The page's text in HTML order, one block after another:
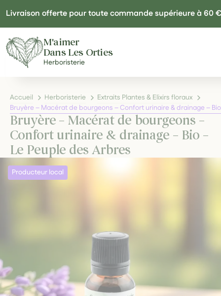
Livraison offerte pour toute commande supérieure à 60 €
M'aimer
Dans Les Orties
Herboristerie
Accueil Herboristerie
Extraits Plantes & Elixirs floraux
Bruyère – Macérat de bourgeons – Confort urinaire & drainage –
Bruyère – Macérat de bourgeons –
Confort urinaire & drainage – Bio –
Le Peuple des Arbres